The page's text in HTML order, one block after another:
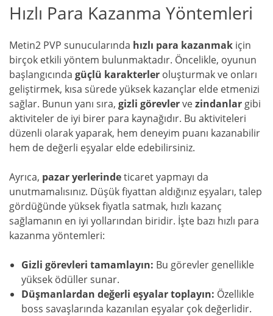
Hızlı Para Kazanma Yöntemleri
Metin2 PVP sunucularında hızlı para kazanmak için
birçok etkili yöntem bulunmaktadır. Öncelikle, oyunun
başlangıcında güçlü karakterler oluşturmak ve onları
geliştirmek, kısa sürede yüksek kazançlar elde etmenizi
sağlar. Bunun yanı sıra, gizli görevlervezindanlar gibi
aktiviteler de iyi birer para kaynağıdır. Bu aktiviteleri
düzenli olarak yaparak, hem deneyim puanı kazanabilir
hem de değerli eşyalar elde edebilirsiniz.
Ayrıca, pazar yerlerindeticaret yapmayı da
unutmamalısınız. Düşük fiyattan aldığınız eşyaları, talep
gördüğünde yüksek fiyatla satmak, hızlı kazanç
sağlamanın en iyi yollarından biridir. İşte bazı hızlı para
kazanma yöntemleri:
Gizli görevleri tamamlayın: Bu görevler genellikle
yüksek ödüller sunar.
Düşmanlardan değerli eşyalar toplayın: Özellikle
boss savaşlarında kazanılan eşyalar çok değerlidir.